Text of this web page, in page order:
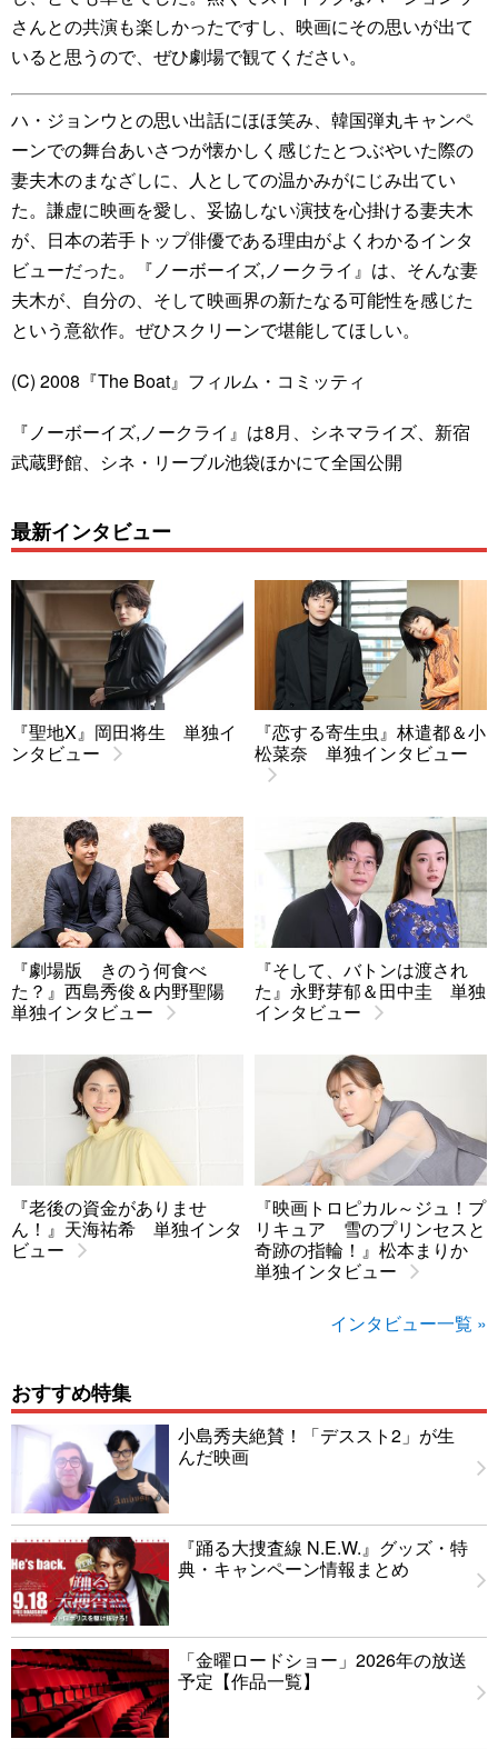
さんとの共演も楽しかったですし、映画にその思いが出て
いると思うので、ぜひ劇場で観てください。
ハ・ジョンウとの思い出話にほほ笑み、韓国弾丸キャンペ
ーンでの舞台あいさつが懐かしく感じたとつぶやいた際の
妻夫木のまなざしに、人としての温かみがにじみ出てい
た。謙虚に映画を愛し、妥協しない演技を心掛ける妻夫木
が、日本の若手トップ俳優である理由がよくわかるインタ
ビューだった。『ノーボーイズ,ノークライ』は、そんな妻
夫木が、自分の、そして映画界の新たなる可能性を感じた
という意欲作。ぜひスクリーンで堪能してほしい。
(C) 2008『The Boat』フィルム・コミッティ
『ノーボーイズ,ノークライ』は8月、シネマライズ、新宿
武蔵野館、シネ・リーブル池袋ほかにて全国公開
最新インタビュー
『聖地X』岡田将生 単独イ
ンタビュー
『恋する寄生虫』林遣都＆小
松菜奈 単独インタビュー
『劇場版 きのう何食べ
た？』西島秀俊＆内野聖陽
単独インタビュー
『そして、バトンは渡され
た』永野芽郁＆田中圭 単独
インタビュー
『老後の資金がありませ
ん！』天海祐希 単独インタ
ビュー
『映画トロピカル～ジュ！プ
リキュア 雪のプリンセスと
奇跡の指輪！』松本まりか
単独インタビュー
インタビュー一覧 »
おすすめ特集
小島秀夫絶賛！「デススト2」が生
んだ映画
『踊る大捜査線 N.E.W.』グッズ・特
典・キャンペーン情報まとめ
「金曜ロードショー」2026年の放送
予定【作品一覧】